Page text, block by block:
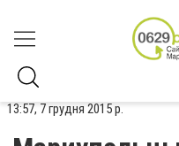
13:57, 7 грудня 2015 р.